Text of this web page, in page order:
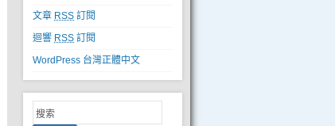
文章 RSS 訂閱
迴響 RSS 訂閱
WordPress 台灣正體中文